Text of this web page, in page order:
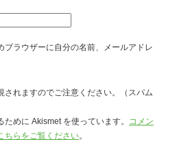
ブラウザーに自分の名前、メールアドレ
されますのでご注意ください。（スパム
めに Akismet を使っています。 コメン
ちらをご覧ください。